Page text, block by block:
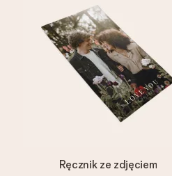
Ręcznik ze zdjęciem